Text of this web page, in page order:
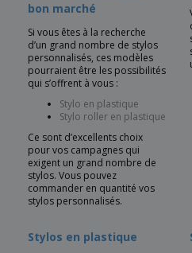
bon marché
Si vous êtes à la recherche
d’un grand nombre de stylos
personnalisés, ces modèles
pourraient être les possibilités
qui s’offrent à vous :
Stylo en plastique
Stylo roller en plastique
Ce sont d’excellents choix
pour vos campagnes qui
exigent un grand nombre de
stylos. Vous pouvez
commander en quantité vos
stylos personnalisés.
Stylos en plastique